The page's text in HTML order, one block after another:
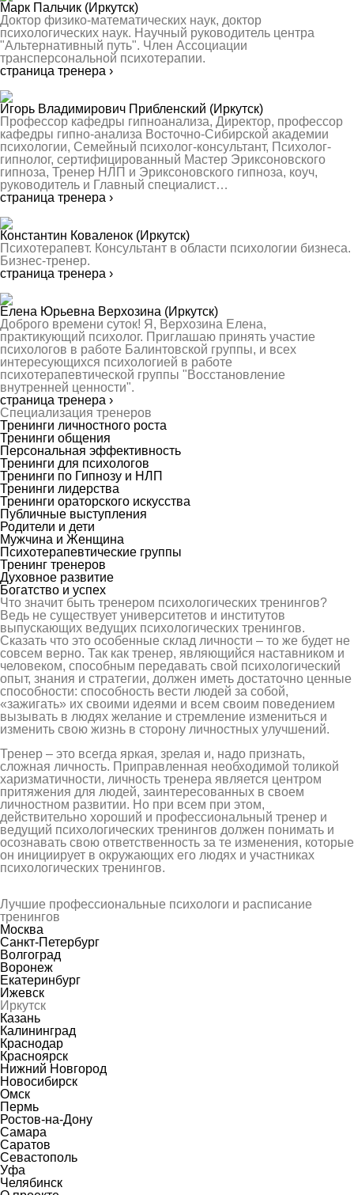
Марк Пальчик (Иркутск)
Доктор физико-математических наук, доктор
психологических наук. Научный руководитель центра
"Альтернативный путь". Член Ассоциации
трансперсональной психотерапии.
страница тренера ›
Игорь Владимирович Прибленский (Иркутск)
Профессор кафедры гипноанализа, Директор, профессор
кафедры гипно-анализа Восточно-Сибирской академии
психологии, Семейный психолог-консультант, Психолог-
гипнолог, сертифицированный Мастер Эриксоновского
гипноза, Тренер НЛП и Эриксоновского гипноза, коуч,
руководитель и Главный специалист…
страница тренера ›
Константин Коваленок (Иркутск)
Психотерапевт. Консультант в области психологии бизнеса.
Бизнес-тренер.
страница тренера ›
Елена Юрьевна Верхозина (Иркутск)
Доброго времени суток! Я, Верхозина Елена,
практикующий психолог. Приглашаю принять участие
психологов в работе Балинтовской группы, и всех
интересующихся психологией в работе
психотерапевтической группы "Восстановление
внутренней ценности".
страница тренера ›
Специализация тренеров
Тренинги личностного роста
Тренинги общения
Персональная эффективность
Тренинги для психологов
Тренинги по Гипнозу и НЛП
Тренинги лидерства
Тренинги ораторского искусства
Публичные выступления
Родители и дети
Мужчина и Женщина
Психотерапевтические группы
Тренинг тренеров
Духовное развитие
Богатство и успех
Что значит быть тренером психологических тренингов?
Ведь не существует университетов и институтов
выпускающих ведущих психологических тренингов.
Сказать что это особенные склад личности – то же будет не
совсем верно. Так как тренер, являющийся наставником и
человеком, способным передавать свой психологический
опыт, знания и стратегии, должен иметь достаточно ценные
способности: способность вести людей за собой,
«зажигать» их своими идеями и всем своим поведением
вызывать в людях желание и стремление измениться и
изменить свою жизнь в сторону личностных улучшений.
Тренер – это всегда яркая, зрелая и, надо признать,
сложная личность. Приправленная необходимой толикой
харизматичности, личность тренера является центром
притяжения для людей, заинтересованных в своем
личностном развитии. Но при всем при этом,
действительно хороший и профессиональный тренер и
ведущий психологических тренингов должен понимать и
осознавать свою ответственность за те изменения, которые
он инициирует в окружающих его людях и участниках
психологических тренингов.
Лучшие профессиональные психологи и расписание
тренингов
Москва
Санкт-Петербург
Волгоград
Воронеж
Екатеринбург
Ижевск
Иркутск
Казань
Калининград
Краснодар
Красноярск
Нижний Новгород
Новосибирск
Омск
Пермь
Ростов-на-Дону
Самара
Саратов
Севастополь
Уфа
Челябинск